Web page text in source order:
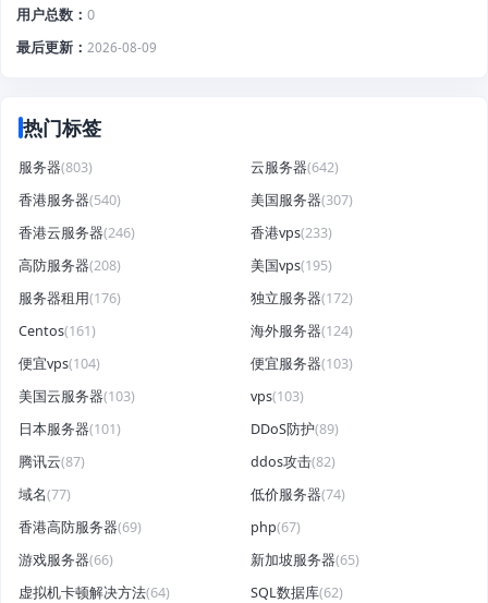
用户总数
0
最后更新
2026-08-09
热门标签
服务器(803) 云服务器(642)
香港服务器(540) 美国服务器(307)
香港云服务器(246) 香港vps(233)
高防服务器(208) 美国vps(195)
服务器租用(176) 独立服务器(172)
Centos(161) 海外服务器(124)
便宜vps(104) 便宜服务器(103)
美国云服务器(103) vps(103)
日本服务器(101) DDoS防护(89)
腾讯云(87) ddos攻击(82)
域名(77) 低价服务器(74)
香港高防服务器(69) php(67)
游戏服务器(66) 新加坡服务器(65)
虚拟机卡顿解决方法(64) SQL数据库(62)